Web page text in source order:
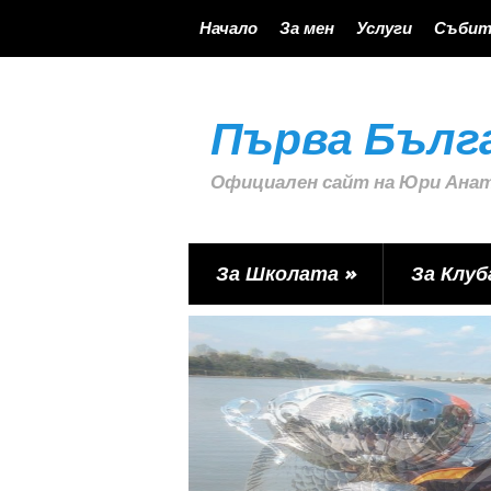
Начало За мен Услуги
Първа
Официален сайт на Юри
За Школата » За